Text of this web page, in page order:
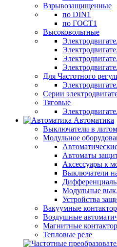
Взрывозащищенные
по DIN1
по ГОСТ1
Высоковольтные
Для Частотного
Серии
Тяговые
Автоматика
Выключатели в
Модульное
Автоматы
Аксессуары к
Выключатели
Модульные
Устройства
Вакуумные
Воздушные
Магнитные
Тепловые реле